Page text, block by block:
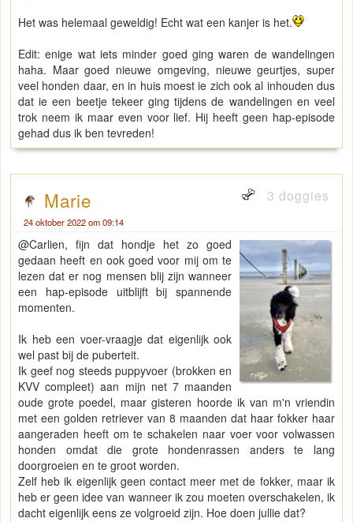
Het was helemaal geweldig! Echt wat een kanjer is het.
Edit: enige wat iets minder goed ging waren de wandelingen
haha. Maar goed nieuwe omgeving, nieuwe geurtjes, super
veel honden daar, en in huis moest ie zich ook al inhouden dus
dat ie een beetje tekeer ging tijdens de wandelingen en veel
trok neem ik maar even voor lief. Hij heeft geen hap-episode
gehad dus ik ben tevreden!
Marie 3 doggies
24 oktober 2022 om 09:14
@Carlien, fijn dat hondje het zo goed
gedaan heeft en ook goed voor mij om te
lezen dat er nog mensen blij zijn wanneer
een hap-episode uitblijft bij spannende
momenten.
Ik heb een voer-vraagje dat eigenlijk ook
wel past bij de puberteit.
Ik geef nog steeds puppyvoer (brokken en
KVV compleet) aan mijn net 7 maanden
oude grote poedel, maar gisteren hoorde ik van m'n vriendin
met een golden retriever van 8 maanden dat haar fokker haar
aangeraden heeft om te schakelen naar voer voor volwassen
honden omdat die grote hondenrassen anders te lang
doorgroeien en te groot worden.
Zelf heb ik eigenlijk geen contact meer met de fokker, maar ik
heb er geen idee van wanneer ik zou moeten overschakelen, ik
dacht eigenlijk eens ze volgroeid zijn. Hoe doen jullie dat?